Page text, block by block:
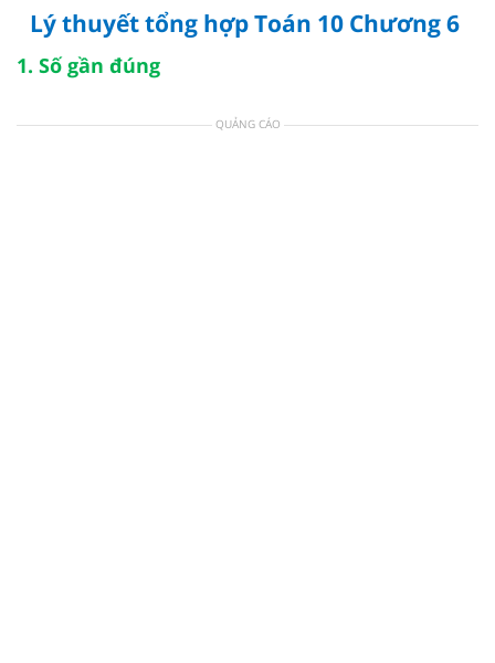
Lý thuyết tổng hợp Toán 10 Chương 6
1. Số gần đúng
QUẢNG CÁO